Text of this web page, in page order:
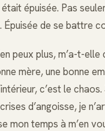
épuisée. Pas
Épuisée de se battre
peux plus, m’a-t-elle
mère, une bonne
c’est le
d’angoisse, je
mon temps à m’en